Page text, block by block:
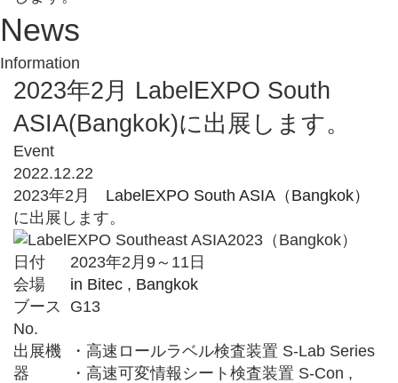
News
Information
2023年2月 LabelEXPO South
ASIA(Bangkok)に出展します。
Event
2022.12.22
2023年2月 LabelEXPO South ASIA（Bangkok）
に出展します。
日付
2023年2月9～11日
会場
in Bitec , Bangkok
ブース
No.
G13
出展機
器
・高速ロールラベル検査装置 S-Lab Series
・高速可変情報シート検査装置 S-Con ,